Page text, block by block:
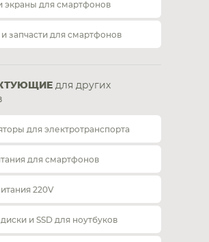
экраны для смартфонов
запчасти для смартфонов
для других
для электротранспорта
для смартфонов
220V
и SSD для ноутбуков